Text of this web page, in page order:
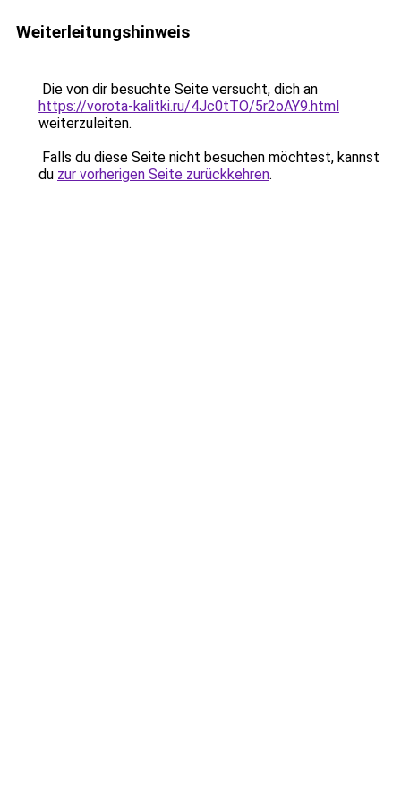
Weiterleitungshinweis
Die von dir besuchte Seite versucht, dich an
https://vorota-kalitki.ru/4Jc0tTO/5r2oAY9.html
weiterzuleiten.
Falls du diese Seite nicht besuchen möchtest, kannst
du zur vorherigen Seite zurückkehren.